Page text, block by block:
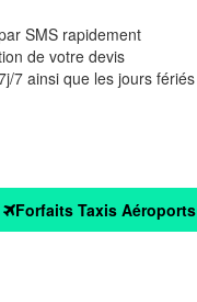
SMS rapidement
de votre devis
7 ainsi que les jours fériés
Forfaits Taxis Aéroports